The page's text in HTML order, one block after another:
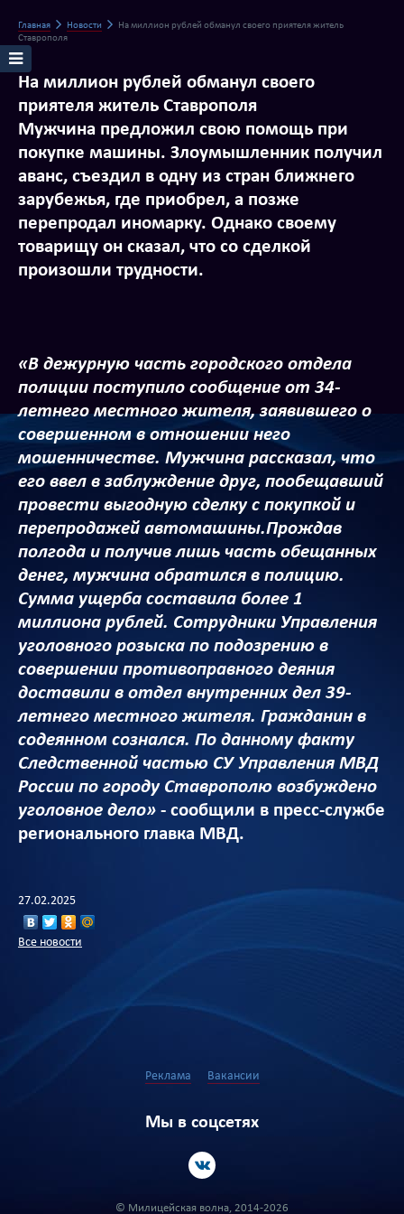
Главная Новости
На миллион рублей обманул своего приятеля житель
Ставрополя
На миллион рублей обманул своего
приятеля житель Ставрополя
Мужчина предложил свою помощь при
покупке машины. Злоумышленник получил
аванс, съездил в одну из стран ближнего
зарубежья, где приобрел, а позже
перепродал иномарку. Однако своему
товарищу он сказал, что со сделкой
произошли трудности.
«В дежурную часть городского отдела
полиции поступило сообщение от 34-
летнего местного жителя, заявившего о
совершенном в отношении него
мошенничестве. Мужчина рассказал, что
его ввел в заблуждение друг, пообещавший
провести выгодную сделку с покупкой и
перепродажей автомашины.Прождав
полгода и получив лишь часть обещанных
денег, мужчина обратился в полицию.
Сумма ущерба составила более 1
миллиона рублей. Сотрудники Управления
уголовного розыска по подозрению в
совершении противоправного деяния
доставили в отдел внутренних дел 39-
летнего местного жителя. Гражданин в
содеянном сознался. По данному факту
Следственной частью СУ Управления МВД
России по городу Ставрополю возбуждено
уголовное дело» - сообщили в пресс-службе
регионального главка МВД.
27.02.2025
Все новости
Реклама Вакансии
Мы в соцсетях
© Милицейская волна, 2014-2026